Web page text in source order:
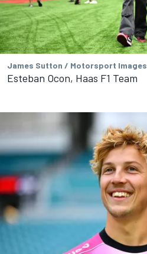
James Sutton / Motorsport Images
Esteban Ocon, Haas F1 Team